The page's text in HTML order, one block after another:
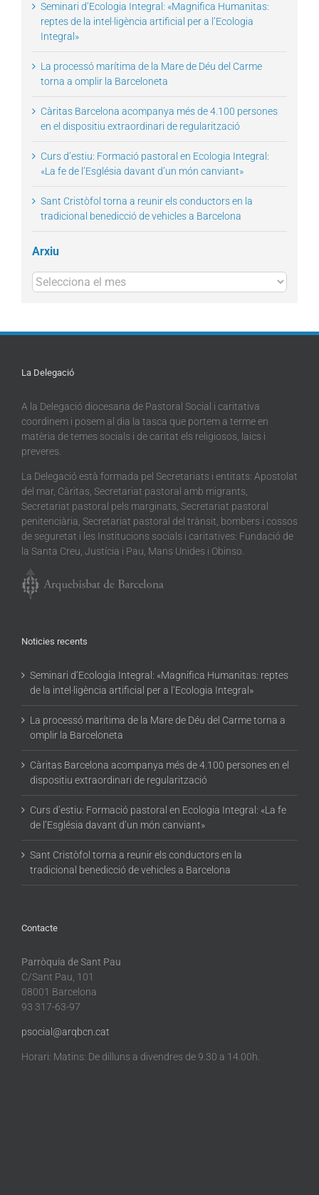
Seminari d’Ecologia Integral: «Magnifica Humanitas:
reptes de la intel·ligència artificial per a l’Ecologia
Integral»
La processó marítima de la Mare de Déu del Carme
torna a omplir la Barceloneta
Càritas Barcelona acompanya més de 4.100 persones
en el dispositiu extraordinari de regularització
Curs d’estiu: Formació pastoral en Ecologia Integral:
«La fe de l’Església davant d’un món canviant»
Sant Cristòfol torna a reunir els conductors en la
tradicional benedicció de vehicles a Barcelona
Arxiu
Arxius
La Delegació
A la Delegació diocesana de Pastoral Social i caritativa
coordinem i posem al dia la tasca que portem a terme en
matèria de temes socials i de caritat els religiosos, laics i
preveres.
La Delegació està formada pel Secretariats i entitats: Apostolat
del mar, Càritas, Secretariat pastoral amb migrants,
Secretariat pastoral pels marginats, Secretariat pastoral
penitenciària, Secretariat pastoral del trànsit, bombers i cossos
de seguretat i les Institucions socials i caritatives: Fundació de
la Santa Creu, Justícia i Pau, Mans Unides i Obinso.
Noticies recents
Seminari d’Ecologia Integral: «Magnifica Humanitas: reptes
de la intel·ligència artificial per a l’Ecologia Integral»
La processó marítima de la Mare de Déu del Carme torna a
omplir la Barceloneta
Càritas Barcelona acompanya més de 4.100 persones en el
dispositiu extraordinari de regularització
Curs d’estiu: Formació pastoral en Ecologia Integral: «La fe
de l’Església davant d’un món canviant»
Sant Cristòfol torna a reunir els conductors en la
tradicional benedicció de vehicles a Barcelona
Contacte
Parròquia de Sant Pau
C/Sant Pau, 101
08001 Barcelona
93 317-63-97
psocial@arqbcn.cat
Horari: Matins: De dilluns a divendres de 9.30 a 14.00h.